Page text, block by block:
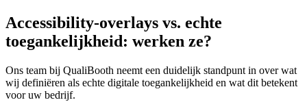
Accessibility-overlays vs. echte
toegankelijkheid: werken ze?
Ons team bij QualiBooth neemt een duidelijk standpunt in over wat
wij definiëren als echte digitale toegankelijkheid en wat dit betekent
voor uw bedrijf.